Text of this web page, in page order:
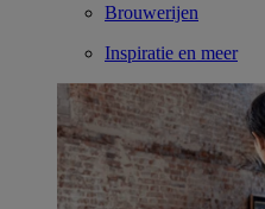
Brouwerijen
Inspiratie en meer